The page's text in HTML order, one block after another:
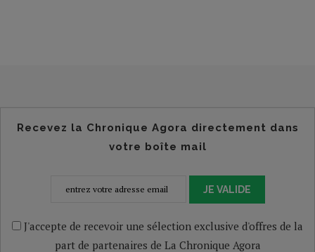
Recevez la Chronique Agora directement dans
votre boîte mail
JE VALIDE
J'accepte de recevoir une sélection exclusive d'offres de la
part de partenaires de La Chronique Agora